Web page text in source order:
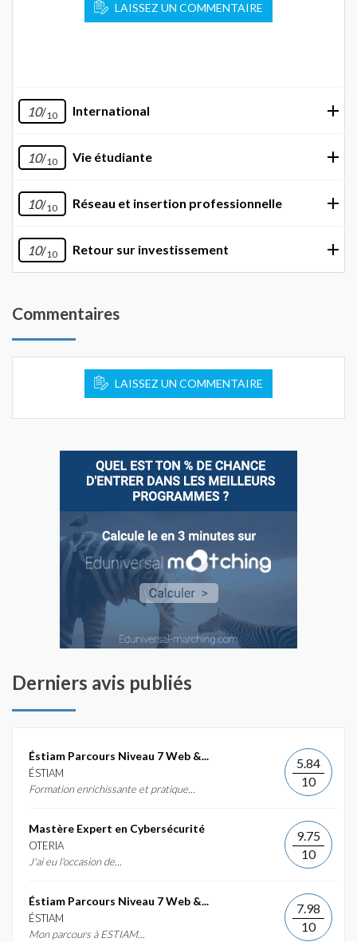
LAISSEZ UN COMMENTAIRE
10/10 International
10/10 Vie étudiante
10/10 Réseau et insertion professionnelle
10/10 Retour sur investissement
Commentaires
LAISSEZ UN COMMENTAIRE
Derniers avis publiés
Éstiam Parcours Niveau 7 Web &...
ÉSTIAM
Formation enrichissante et pratique...
5.84
10
Mastère Expert en Cybersécurité
OTERIA
J'ai eu l'occasion de...
9.75
10
Éstiam Parcours Niveau 7 Web &...
ÉSTIAM
Mon parcours à ESTIAM...
7.98
10